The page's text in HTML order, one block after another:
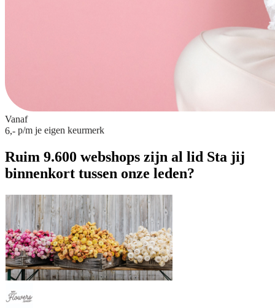
Vanaf
6,- p/m je eigen keurmerk
Ruim 9.600 webshops zijn al lid Sta jij
binnenkort tussen onze leden?